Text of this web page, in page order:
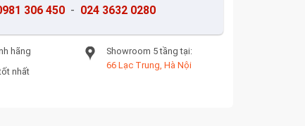
306 450 - 024 3632 0280
hãng
nhất
Showroom 5 tầng tại:
66 Lạc Trung, Hà Nội